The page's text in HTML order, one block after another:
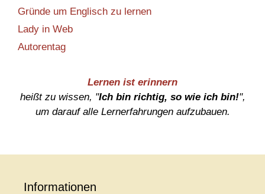
Gründe um Englisch zu lernen
Lady in Web
Autorentag
Lernen ist erinnern
heißt zu wissen, "Ich bin richtig, so wie ich bin!",
um darauf alle Lernerfahrungen aufzubauen.
Informationen